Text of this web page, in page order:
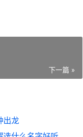
下一篇 »
出龙